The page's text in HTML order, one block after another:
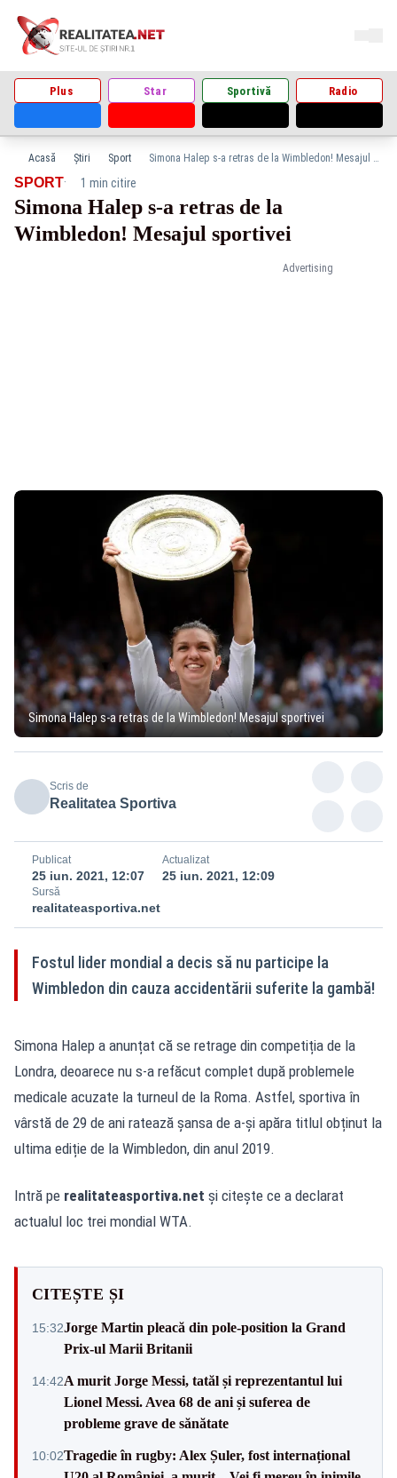
Plus Star Sportivă Radio
Acasă Știri Sport Simona Halep s-a retras de la Wimbledon! Mesajul sportivei
Advertising
SPORT· 1 min citire
Simona Halep s-a retras de la
Wimbledon! Mesajul sportivei
Simona Halep s-a retras de la Wimbledon! Mesajul sportivei
Scris de
Realitatea Sportiva
Publicat
25 iun. 2021, 12:07
Actualizat
25 iun. 2021, 12:09
Sursă
realitateasportiva.net
Fostul lider mondial a decis să nu participe la
Wimbledon din cauza accidentării suferite la gambă!
Simona Halep a anunțat că se retrage din competiția de la
Londra, deoarece nu s-a refăcut complet după problemele
medicale acuzate la turneul de la Roma. Astfel, sportiva în
vârstă de 29 de ani ratează șansa de a-și apăra titlul obținut la
ultima ediție de la Wimbledon, din anul 2019.
Intră pe realitateasportiva.net și citește ce a declarat
actualul loc trei mondial WTA.
CITEȘTE ȘI
15:32Jorge Martin pleacă din pole-position la Grand
Prix-ul Marii Britanii
14:42A murit Jorge Messi, tatăl și reprezentantul lui
Lionel Messi. Avea 68 de ani și suferea de
probleme grave de sănătate
10:02Tragedie în rugby: Alex Șuler, fost internațional